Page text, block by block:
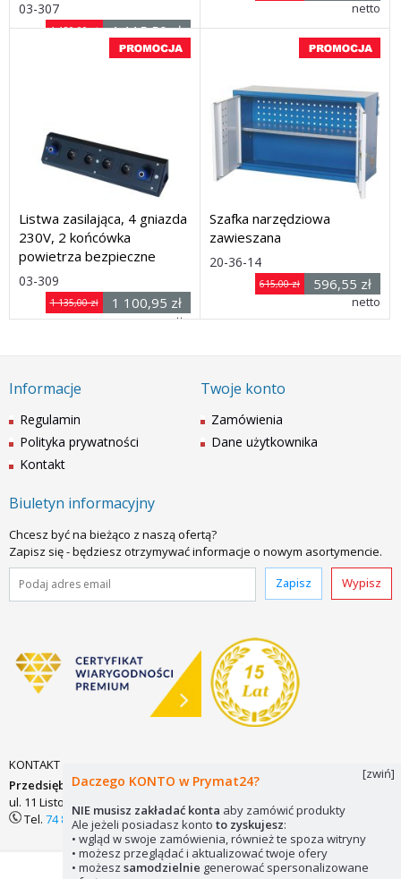
03-307
1 115,50 zł
1 150,00 zł
netto
głęb.) 105 x 500 x 95 mm
netto
Dostawa: 21 dni
Listwa zasilająca, 4 gniazda
230V, 2 końcówka
powietrza bezpieczne
03-309
1 100,95 zł
1 135,00 zł
netto
głęb.) 105 x 500 x 95 mm
Szafka narzędziowa
zawieszana
20-36-14
596,55 zł
615,00 zł
netto
Dostawa: 21 dni
Informacje
Regulamin
Polityka prywatności
Kontakt
Twoje konto
Zamówienia
Dane użytkownika
Biuletyn informacyjny
Chcesz być na bieżąco z naszą ofertą?
Zapisz się - będziesz otrzymywać informacje o nowym asortymencie.
Zapisz
Wypisz
KONTAKT
Przedsiębiorstwo Zaopatrzenia Technicznego PRYMAT Sp.j.
ul. 11 Listopada 7
58-200 DZIERŻONIÓW
biuro@prymat24.pl
Tel. 74 831 18 82lubkom.694 486 552
Mapa strony Pliki cookie © 2026 Prymat24
Daczego KONTO w Prymat24?
NIE musisz zakładać konta aby zamówić produkty
Ale jeżeli posiadasz konto to zyskujesz:
• wgląd w swoje zamówienia, również te spoza witryny
• możesz przeglądać i aktualizować twoje ofery
• możesz samodzielnie generować spersonalizowane
[zwiń]